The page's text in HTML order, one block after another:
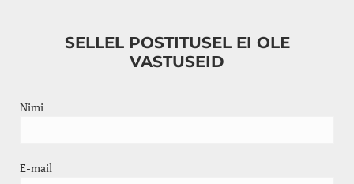
SELLEL POSTITUSEL EI OLE
VASTUSEID
Nimi
E-mail